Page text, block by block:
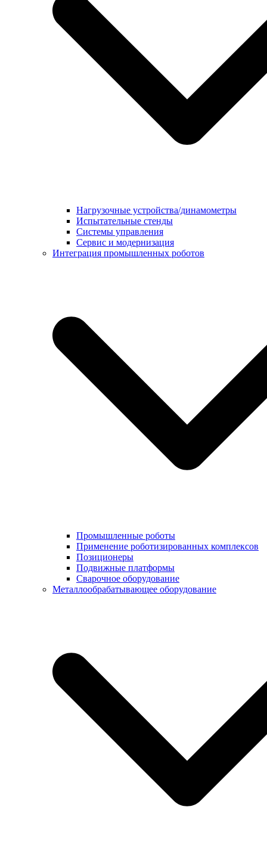
Нагрузочные устройства/динамометры
Испытательные стенды
Системы управления
Сервис и модернизация
Интеграция промышленных роботов
Промышленные роботы
Применение роботизированных комплексов
Позиционеры
Подвижные платформы
Сварочное оборудование
Металлообрабатывающее оборудование